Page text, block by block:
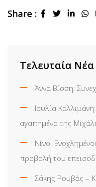
Share :
Τελευταία Νέα
Άννα Βίσση:
Ιουλία
αγαπημένο της
Νίνο:
προβολή του
Σάκης Ρουβάς –